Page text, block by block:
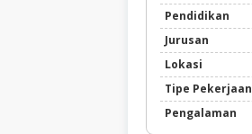
Pendidikan
Jurusan
Lokasi
Tipe Pekerjaan
Pengalaman